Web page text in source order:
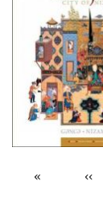
Erste
« ‹‹